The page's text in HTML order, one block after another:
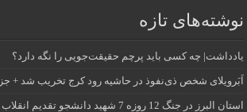
نوشته‌های تازه
یادداشت| ‌چه کسی باید پرچم حقیقت‌جویی را نگه دارد؟
اَبَر‌ویلای شخص ذی‌نفوذ در حاشیه‌ رود کرج تخریب شد +
استان البرز در جنگ 12 روزه 7 شهید دانشجو تقدیم انقلاب کرد